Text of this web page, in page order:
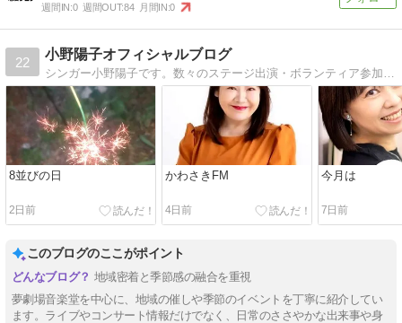
週間IN:0 週間OUT:84 月間IN:0
22
小野陽子オフィシャルブログ
8並びの日
2日前
かわさきFM
4日前
今月は
7日前
このブログのここがポイント
地域密着と季節感の融合を重視
夢劇場音楽堂を中心に、地域の催しや季節のイベントを丁寧に紹介してい
ます。ライブやコンサート情報だけでなく、日常のささやかな出来事や身